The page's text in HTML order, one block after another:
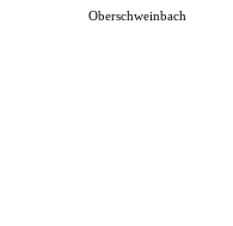
Oberschweinbach